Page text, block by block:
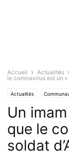
Accueil Actualités
le coronavirus est un «
Actualités
Un
que le
soldat